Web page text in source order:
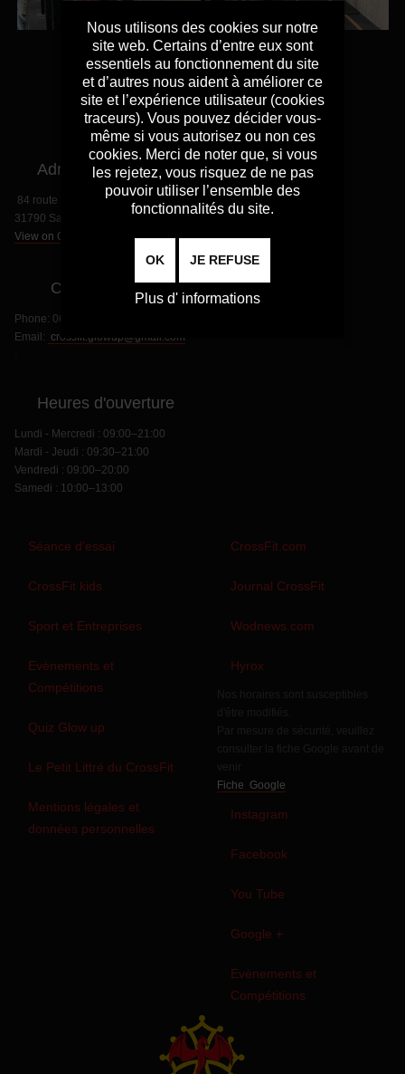
Adresse
84 route de Paris
31790 Saint Jory
View on Google Map
Contact
Phone: 06 70 26 85 21
Email: crossfit.glowup@gmail.com
Heures d'ouverture
Lundi - Mercredi : 09:00–21:00
Mardi - Jeudi : 09:30–21:00
Vendredi : 09:00–20:00
Samedi : 10:00–13:00
Séance d'essai
CrossFit kids
Sport et Entreprises
Evènements et
Compétitions
Quiz Glow up
Le Petit Littré du CrossFit
Mentions légales et
données personnelles
CrossFit.com
Journal CrossFit
Wodnews.com
Hyrox
Fiche Google
Instagram
Facebook
You Tube
Google +
Evènements et
Compétitions
Nous utilisons des cookies sur notre
site web. Certains d’entre eux sont
essentiels au fonctionnement du site
et d’autres nous aident à améliorer ce
site et l’expérience utilisateur (cookies
traceurs). Vous pouvez décider vous-
même si vous autorisez ou non ces
cookies. Merci de noter que, si vous
les rejetez, vous risquez de ne pas
pouvoir utiliser l’ensemble des
fonctionnalités du site.
OK JE REFUSE
Plus d' informations